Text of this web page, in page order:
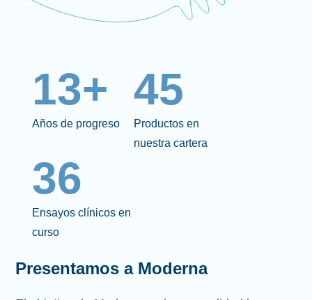
13+
Años de progreso
45
Productos en
nuestra cartera
36
Ensayos clínicos en
curso
Presentamos a Moderna